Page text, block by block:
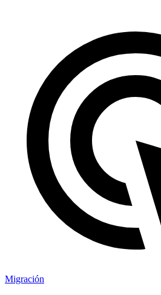
Migración